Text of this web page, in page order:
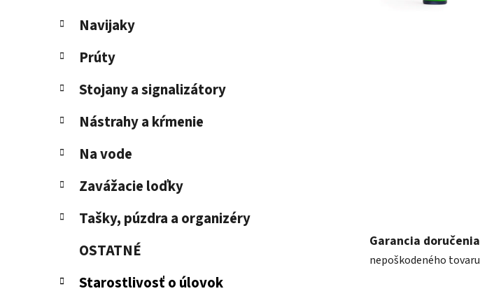
l
Navijaky
Prúty
Stojany a signalizátory
Nástrahy a kŕmenie
Na vode
Zavážacie loďky
Tašky, púzdra a organizéry
OSTATNÉ
Starostlivosť o úlovok
Garancia doručenia
nepoškodeného tovaru